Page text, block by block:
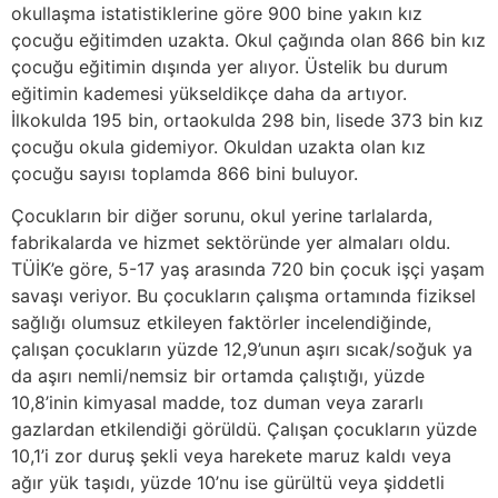
okullaşma istatistiklerine göre 900 bine yakın kız
çocuğu eğitimden uzakta. Okul çağında olan 866 bin kız
çocuğu eğitimin dışında yer alıyor. Üstelik bu durum
eğitimin kademesi yükseldikçe daha da artıyor.
İlkokulda 195 bin, ortaokulda 298 bin, lisede 373 bin kız
çocuğu okula gidemiyor. Okuldan uzakta olan kız
çocuğu sayısı toplamda 866 bini buluyor.
Çocukların bir diğer sorunu, okul yerine tarlalarda,
fabrikalarda ve hizmet sektöründe yer almaları oldu.
TÜİK’e göre, 5-17 yaş arasında 720 bin çocuk işçi yaşam
savaşı veriyor. Bu çocukların çalışma ortamında fiziksel
sağlığı olumsuz etkileyen faktörler incelendiğinde,
çalışan çocukların yüzde 12,9’unun aşırı sıcak/soğuk ya
da aşırı nemli/nemsiz bir ortamda çalıştığı, yüzde
10,8’inin kimyasal madde, toz duman veya zararlı
gazlardan etkilendiği görüldü. Çalışan çocukların yüzde
10,1’i zor duruş şekli veya harekete maruz kaldı veya
ağır yük taşıdı, yüzde 10’nu ise gürültü veya şiddetli